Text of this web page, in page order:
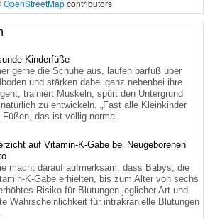
OpenStreetMapcontributors
Kinderfüße
gerne die Schuhe aus, laufen barfuß über
und stärken dabei ganz nebenbei ihre
trainiert Muskeln, spürt den Untergrund
zu entwickeln. „Fast alle Kleinkinder
das ist völlig normal.
auf Vitamin-K-Gabe bei Neugeborenen
macht darauf aufmerksam, dass Babys, die
K-Gabe erhielten, bis zum Alter von sechs
Risiko für Blutungen jeglicher Art und
Wahrscheinlichkeit für intrakranielle Blutungen